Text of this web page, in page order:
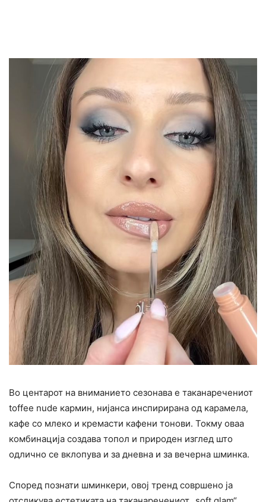
Во центарот на вниманието сезонава е таканаречениот
toffee nude кармин, нијанса инспирирана од карамела,
кафе со млеко и кремасти кафени тонови. Токму оваа
комбинација создава топол и природен изглед што
одлично се вклопува и за дневна и за вечерна шминка.
Според познати шминкери, овој тренд совршено ја